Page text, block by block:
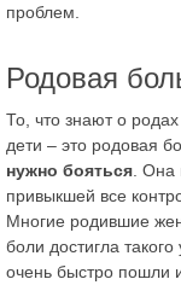
проблем.
Родовая
То, что знают о
дети – это родовая
нужно бояться .
привыкшей все
Многие родившие
боли достигла
очень быстро пошли